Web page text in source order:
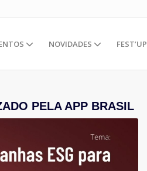
NOVIDADES FEST’UP
PELA APP BRASIL